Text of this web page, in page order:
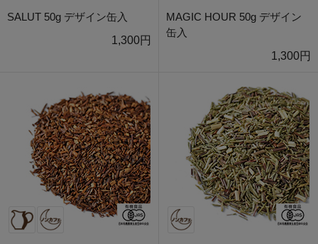
SALUT 50g デザイン缶入
1,300円
MAGIC HOUR 50g デザイン
缶入
1,300円